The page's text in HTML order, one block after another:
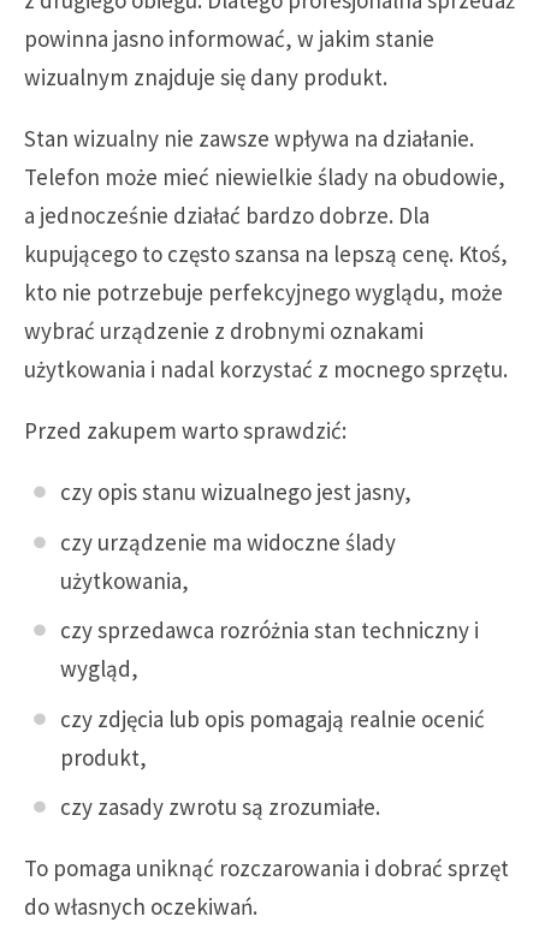
powinna jasno informować, w jakim stanie
wizualnym znajduje się dany produkt.
Stan wizualny nie zawsze wpływa na działanie.
Telefon może mieć niewielkie ślady na obudowie,
a jednocześnie działać bardzo dobrze. Dla
kupującego to często szansa na lepszą cenę. Ktoś,
kto nie potrzebuje perfekcyjnego wyglądu, może
wybrać urządzenie z drobnymi oznakami
użytkowania i nadal korzystać z mocnego sprzętu.
Przed zakupem warto sprawdzić:
czy opis stanu wizualnego jest jasny,
czy urządzenie ma widoczne ślady
użytkowania,
czy sprzedawca rozróżnia stan techniczny i
wygląd,
czy zdjęcia lub opis pomagają realnie ocenić
produkt,
czy zasady zwrotu są zrozumiałe.
To pomaga uniknąć rozczarowania i dobrać sprzęt
do własnych oczekiwań.